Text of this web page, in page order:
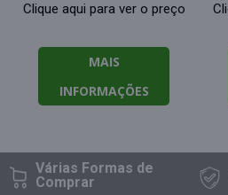
Clique aqui para ver o preço
MAIS
INFORMAÇÕES
Várias Formasde
Comprar